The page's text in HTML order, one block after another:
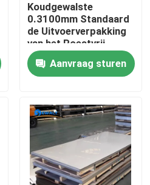
Koudgewalste
0.3100mm Standaard
de Uitvoerverpakking
van het Roestvrij
staalblad
Aanvraag sturen